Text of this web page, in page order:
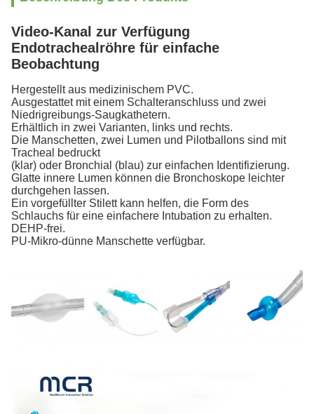
Video-Kanal zur Verfügung
Endotrachealröhre für einfache
Beobachtung
Hergestellt aus medizinischem PVC.
Ausgestattet mit einem Schalteranschluss und zwei
Niedrigreibungs-Saugkathetern.
Erhältlich in zwei Varianten, links und rechts.
Die Manschetten, zwei Lumen und Pilotballons sind mit
Tracheal bedruckt
(klar) oder Bronchial (blau) zur einfachen Identifizierung.
Glatte innere Lumen können die Bronchoskope leichter
durchgehen lassen.
Ein vorgefüllter Stilett kann helfen, die Form des
Schlauchs für eine einfachere Intubation zu erhalten.
DEHP-frei.
PU-Mikro-dünne Manschette verfügbar.